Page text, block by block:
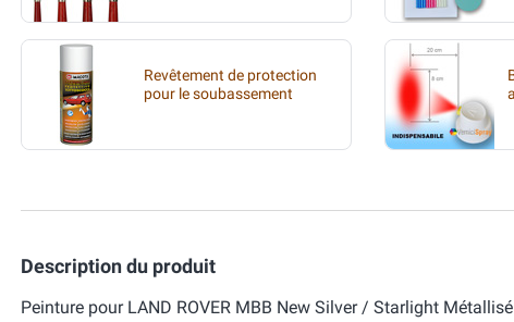
Revêtement de protection
pour le soubassement
Description du produit
Peinture pour LAND ROVER MBB New Silver / Starlight